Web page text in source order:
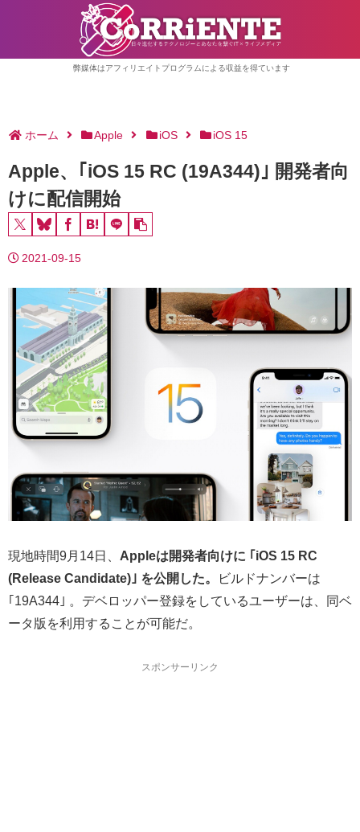
弊媒体はアフィリエイトプログラムによる収益を得ています
ホーム Apple iOS iOS 15
Apple、｢iOS 15 RC (19A344)｣ 開発者向
けに配信開始
2021-09-15
現地時間9月14日、 Appleは開発者向けに ｢iOS 15 RC
(Release Candidate)｣ を公開した。
ビルドナンバーは
｢19A344｣ 。デベロッパー登録をしているユーザーは、同ベ
ータ版を利用することが可能だ。
スポンサーリンク